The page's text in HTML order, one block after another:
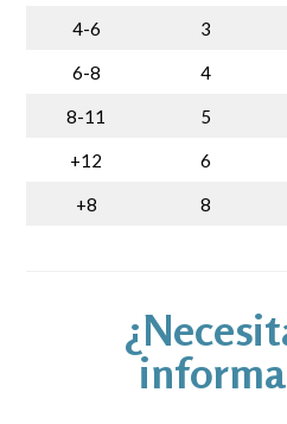
4-6 3
6-8 4
8-11 5
+12 6
+8 8